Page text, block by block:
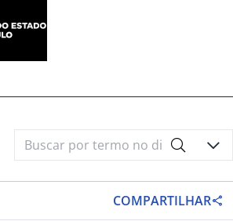
COMPARTILHAR